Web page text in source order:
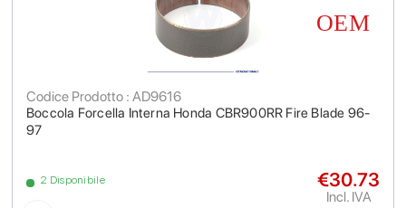
Boccola Forcella Interna Honda CBR900RR Fire Blade 96-
97
Codice Prodotto : AD9616
2 Disponibile €30.73
Incl. IVA